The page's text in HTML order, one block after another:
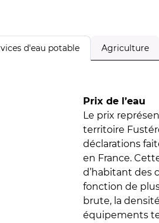
d'eau potable Agriculture
Prix de l’eau
Le prix
territoire
déclarations
en France.
d’habitant des
fonction de
brute, la
équipements